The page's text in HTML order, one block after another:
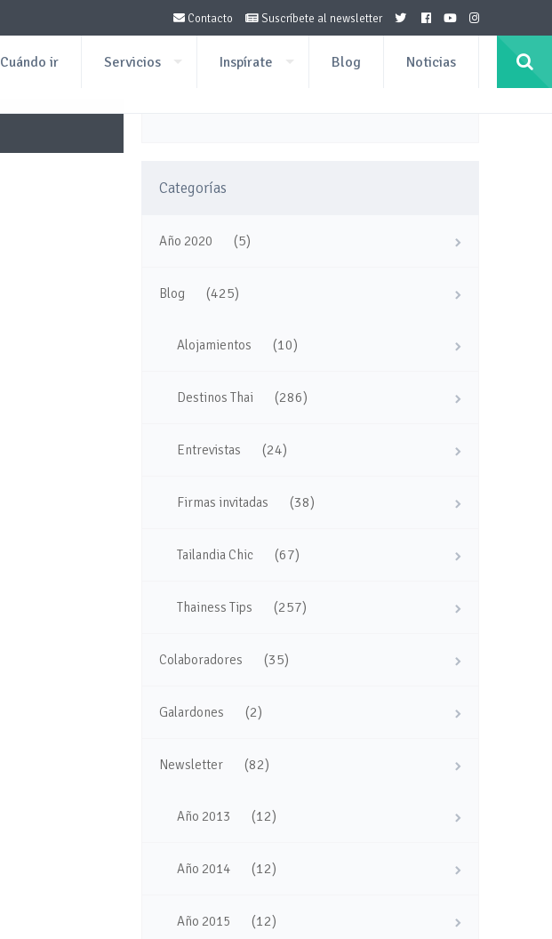
Contacto Suscríbete al newsletter
Cuándo ir Servicios Inspírate Blog Noticias
Categorías
Año 2020 (5)
Blog (425)
Alojamientos (10)
Destinos Thai (286)
Entrevistas (24)
Firmas invitadas (38)
Tailandia Chic (67)
Thainess Tips (257)
Colaboradores (35)
Galardones (2)
Newsletter (82)
Año 2013 (12)
Año 2014 (12)
Año 2015 (12)